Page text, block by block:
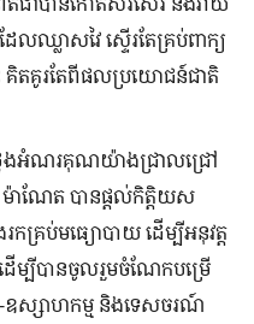
ល​ឈ្លាសវៃ ស្ទើរតែ​គ្រប់ពាក្យ
គិតគូរ​តែ​ពី​ផលប្រយោជន៍​ជាតិ
លែង​អំណរគុណ​យ៉ាង​ជ្រាលជ្រៅ​
ាណែត បាន​ផ្ដល់​កិត្តិយស​
ក​គ្រប់​មធ្យោបាយ​ ដើម្បី​អនុវត្ត​
ម្បី​បាន​ចូលរួម​ចំណែក​បម្រើ​
ស្សាហកម្ម​ និង​ទេសចរណ៍​